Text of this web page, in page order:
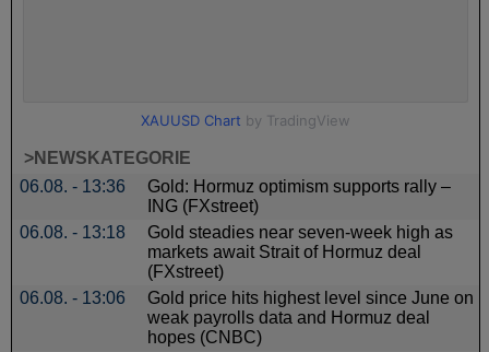
>NEWSKATEGORIE
06.08. - 13:36
Gold: Hormuz optimism supports rally –
ING (FXstreet)
06.08. - 13:18
Gold steadies near seven-week high as
markets await Strait of Hormuz deal
(FXstreet)
06.08. - 13:06
Gold price hits highest level since June on
weak payrolls data and Hormuz deal
hopes (CNBC)